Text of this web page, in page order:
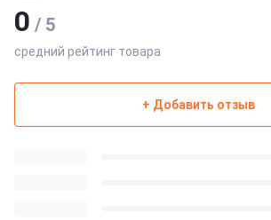
0 / 5
средний рейтинг товара
+ Добавить отзыв